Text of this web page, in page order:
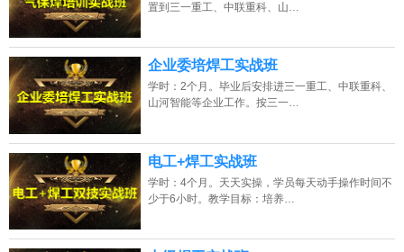
置到三一重工、中联重科、山…
企业委培焊工实战班
学时：2个月。毕业后安排进三一重工、中联重科、
山河智能等企业工作。按三一…
电工+焊工实战班
学时：4个月。天天实操，学员每天动手操作时间不
少于6小时。教学目标：培养…